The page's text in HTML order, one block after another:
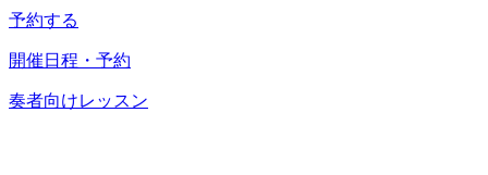
予約する
開催日程・予約
奏者向けレッスン